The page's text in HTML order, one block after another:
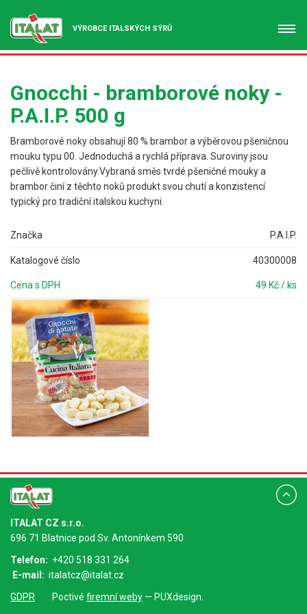
VÝROBCE ITALSKÝCH SÝRŮ
Gnocchi - bramborové noky -
P.A.I.P. 500 g
Bramborové noky obsahují 80 % brambor a výběrovou pšeničnou
mouku typu 00. Jednoduchá a rychlá příprava. Suroviny jsou
pečlivě kontrolovány.Vybraná směs tvrdé pšeničné mouky a
brambor činí z těchto noků produkt svou chutí a konzistencí
typický pro tradiční italskou kuchyni.
Značka P.A.I.P.
Katalogové číslo 40300008
Cena s DPH 49 Kč / ks
ITALAT CZ s.r.o.
696 71 Blatnice pod Sv. Antonínkem 590
Telefon: +420 518 331 264
E-mail: italatcz@italat.cz
GDPR
Poctivé firemní weby — PUXdesign.